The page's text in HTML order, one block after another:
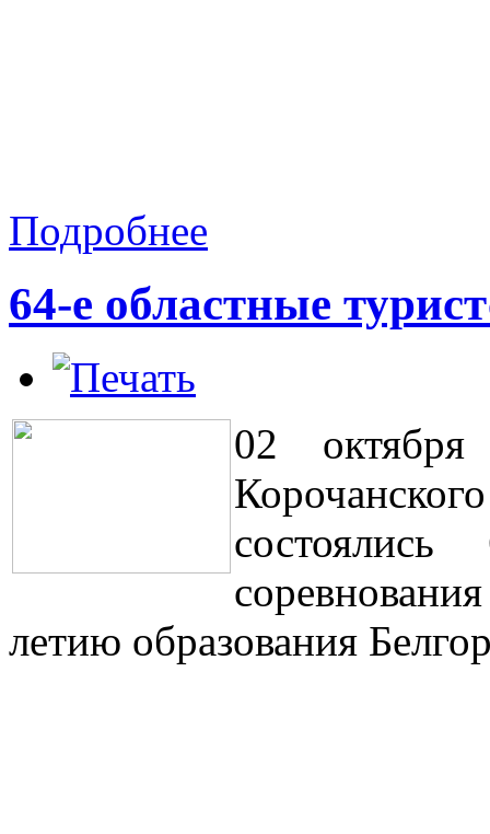
Подробнее
64-е областные
02
летию образования